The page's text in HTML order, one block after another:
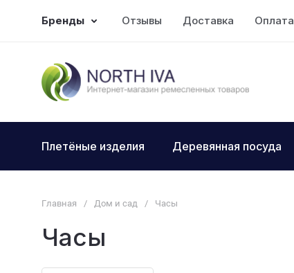
Бренды Отзывы Доставка Оплата
Плетёные изделия Деревянная посуда
Главная / Дом и сад / Часы
Часы